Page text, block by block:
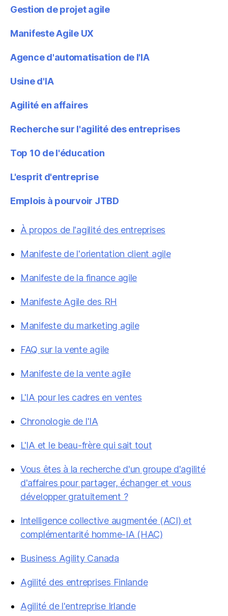
Gestion de projet agile
Manifeste Agile UX
Agence d'automatisation de l'IA
Usine d'IA
Agilité en affaires
Recherche sur l'agilité des entreprises
Top 10 de l'éducation
L'esprit d'entreprise
Emplois à pourvoir JTBD
À propos de l'agilité des entreprises
Manifeste de l'orientation client agile
Manifeste de la finance agile
Manifeste Agile des RH
Manifeste du marketing agile
FAQ sur la vente agile
Manifeste de la vente agile
L'IA pour les cadres en ventes
Chronologie de l'IA
L'IA et le beau-frère qui sait tout
Vous êtes à la recherche d'un groupe d'agilité
d'affaires pour partager, échanger et vous
développer gratuitement ?
Intelligence collective augmentée (ACI) et
complémentarité homme-IA (HAC)
Business Agility Canada
Agilité des entreprises Finlande
Agilité de l'entreprise Irlande